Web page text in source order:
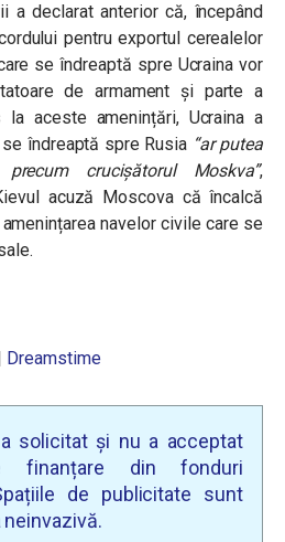
a declarat anterior că, începând
pentru exportul cerealelor
se îndreaptă spre Ucraina vor
de armament și parte a
la aceste amenințări, Ucraina a
îndreaptă spre Rusia “ar putea
crucișătorul Moskva”,
acuză Moscova că încalcă
navelor civile care se
Dreamstime
solicitat și nu a acceptat
finanțare din fonduri
de publicitate sunt
neinvazivă.